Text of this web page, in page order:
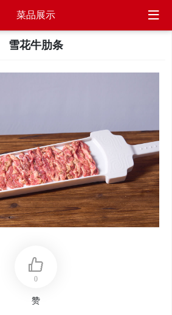
菜品展示
雪花牛肋条
0
赞